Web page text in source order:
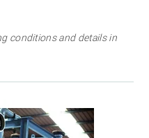
conditions and details in